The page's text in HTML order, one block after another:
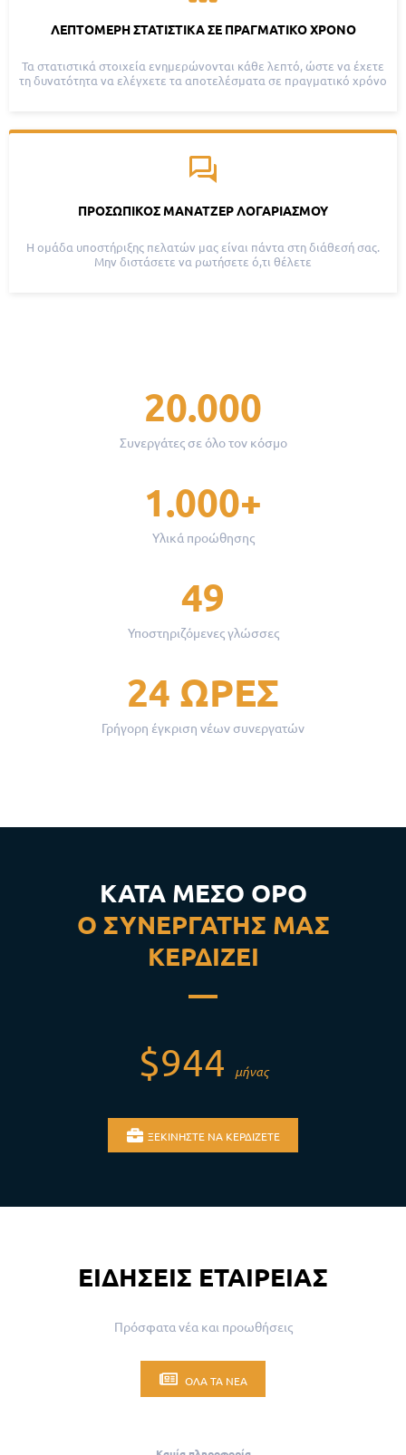
ΛΕΠΤΟΜΕΡΉ ΣΤΑΤΙΣΤΙΚΆ ΣΕ ΠΡΑΓΜΑΤΙΚΌ ΧΡΌΝΟ
Τα στατιστικά στοιχεία ενημερώνονται κάθε λεπτό, ώστε να έχετε
τη δυνατότητα να ελέγχετε τα αποτελέσματα σε πραγματικό χρόνο
ΠΡΟΣΩΠΙΚΌΣ ΜΆΝΑΤΖΕΡ ΛΟΓΑΡΙΑΣΜΟΎ
Η ομάδα υποστήριξης πελατών μας είναι πάντα στη διάθεσή σας.
Μην διστάσετε να ρωτήσετε ό,τι θέλετε
20.000
Συνεργάτες σε όλο τον κόσμο
1.000+
Υλικά προώθησης
49
Υποστηριζόμενες γλώσσες
24 ΏΡΕΣ
Γρήγορη έγκριση νέων συνεργατών
ΚΑΤΆ ΜΈΣΟ ΌΡΟ
Ο ΣΥΝΕΡΓΆΤΗΣ ΜΑΣ
ΚΕΡΔΊΖΕΙ
$944 μήνας
ΞΕΚΙΝΉΣΤΕ ΝΑ ΚΕΡΔΊΖΕΤΕ
ΕΙΔΉΣΕΙΣ ΕΤΑΙΡΕΊΑΣ
Πρόσφατα νέα και προωθήσεις
ΌΛΑ ΤΑ ΝΈΑ